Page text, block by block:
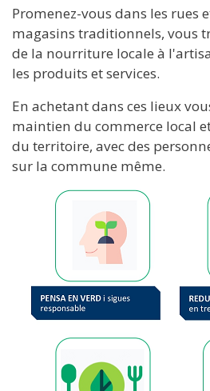
Promenez-vous dans les rues
magasins traditionnels, vous
de la nourriture locale à
les produits et services.
En achetant dans ces lieux
maintien du commerce local
du territoire, avec des
sur la commune même.